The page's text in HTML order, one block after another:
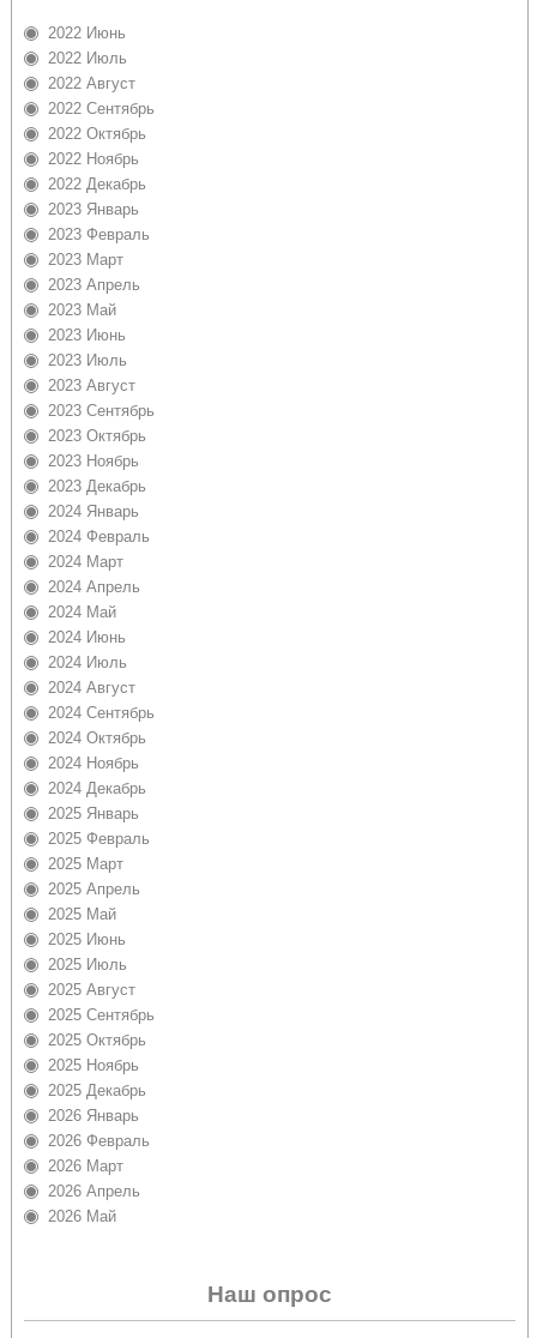
2022 Июнь
2022 Июль
2022 Август
2022 Сентябрь
2022 Октябрь
2022 Ноябрь
2022 Декабрь
2023 Январь
2023 Февраль
2023 Март
2023 Апрель
2023 Май
2023 Июнь
2023 Июль
2023 Август
2023 Сентябрь
2023 Октябрь
2023 Ноябрь
2023 Декабрь
2024 Январь
2024 Февраль
2024 Март
2024 Апрель
2024 Май
2024 Июнь
2024 Июль
2024 Август
2024 Сентябрь
2024 Октябрь
2024 Ноябрь
2024 Декабрь
2025 Январь
2025 Февраль
2025 Март
2025 Апрель
2025 Май
2025 Июнь
2025 Июль
2025 Август
2025 Сентябрь
2025 Октябрь
2025 Ноябрь
2025 Декабрь
2026 Январь
2026 Февраль
2026 Март
2026 Апрель
2026 Май
Наш опрос